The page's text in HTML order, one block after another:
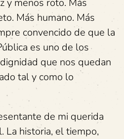
y menos roto. Más
Más humano. Más
convencido de que la
es uno de los
que nos quedan
tal y como lo
de mi querida
La historia, el tiempo,